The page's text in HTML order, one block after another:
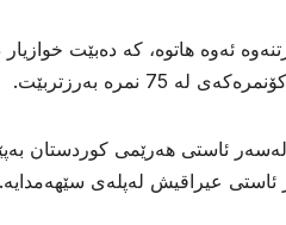
ئەوە هاتوە، كە دەبێت
75 نمرە بەرزتربێت.
لەسەر ئاستی هەرێمی كوردستان
عیراقیش لەپلەی سێهەمدایە.